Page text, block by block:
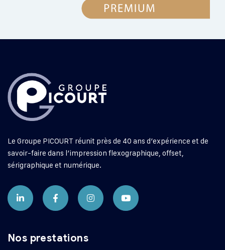
Le Groupe PICOURT réunit près de 40 ans d’expérience et de
savoir-faire dans l’impression flexographique, offset,
sérigraphique et numérique.
Nos prestations